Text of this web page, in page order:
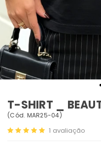
T-SHIRT _
(Cód. MAR25-04)
1 avaliação